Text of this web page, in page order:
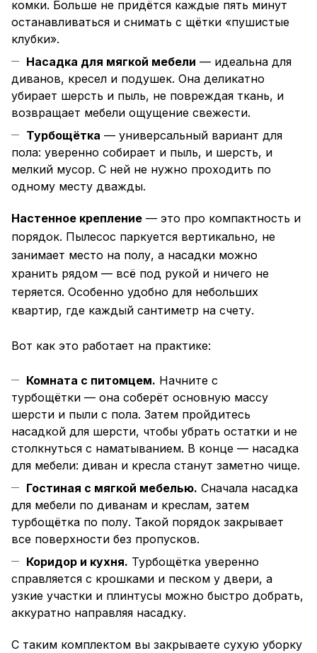
комки. Больше не придётся каждые пять минут
останавливаться и снимать с щётки «пушистые
клубки».
Насадка для мягкой мебели — идеальна для
диванов, кресел и подушек. Она деликатно
убирает шерсть и пыль, не повреждая ткань, и
возвращает мебели ощущение свежести.
Турбощётка — универсальный вариант для
пола: уверенно собирает и пыль, и шерсть, и
мелкий мусор. С ней не нужно проходить по
одному месту дважды.
Настенное крепление — это про компактность и
порядок. Пылесос паркуется вертикально, не
занимает место на полу, а насадки можно
хранить рядом — всё под рукой и ничего не
теряется. Особенно удобно для небольших
квартир, где каждый сантиметр на счету.
Вот как это работает на практике:
Комната с питомцем. Начните с
турбощётки — она соберёт основную массу
шерсти и пыли с пола. Затем пройдитесь
насадкой для шерсти, чтобы убрать остатки и не
столкнуться с наматыванием. В конце — насадка
для мебели: диван и кресла станут заметно чище.
Гостиная с мягкой мебелью. Сначала насадка
для мебели по диванам и креслам, затем
турбощётка по полу. Такой порядок закрывает
все поверхности без пропусков.
Коридор и кухня. Турбощётка уверенно
справляется с крошками и песком у двери, а
узкие участки и плинтусы можно быстро добрать,
аккуратно направляя насадку.
С таким комплектом вы закрываете сухую уборку